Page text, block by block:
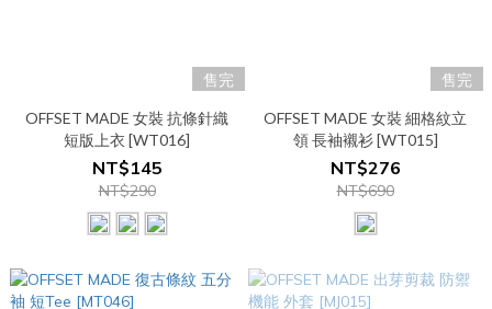
售完
OFFSET MADE 女裝 抗條針織
短版上衣 [WT016]
NT$145
NT$290
售完
OFFSET MADE 女裝 細格紋立
領 長袖襯衫 [WT015]
NT$276
NT$690